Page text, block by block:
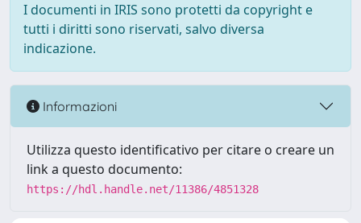
I documenti in IRIS sono protetti da copyright e
tutti i diritti sono riservati, salvo diversa
indicazione.
Informazioni
Utilizza questo identificativo per citare o creare un
link a questo documento:
https://hdl.handle.net/11386/4851328